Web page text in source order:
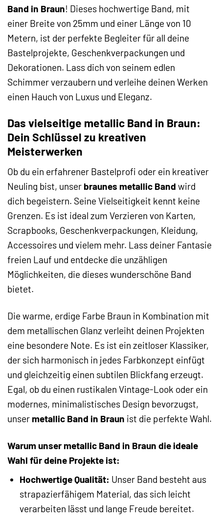
Band in Braun! Dieses hochwertige Band, mit
einer Breite von 25mm und einer Länge von 10
Metern, ist der perfekte Begleiter für all deine
Bastelprojekte, Geschenkverpackungen und
Dekorationen. Lass dich von seinem edlen
Schimmer verzaubern und verleihe deinen Werken
einen Hauch von Luxus und Eleganz.
Das vielseitige metallic Band in Braun:
Dein Schlüssel zu kreativen
Meisterwerken
Ob du ein erfahrener Bastelprofi oder ein kreativer
Neuling bist, unser braunes metallic Band wird
dich begeistern. Seine Vielseitigkeit kennt keine
Grenzen. Es ist ideal zum Verzieren von Karten,
Scrapbooks, Geschenkverpackungen, Kleidung,
Accessoires und vielem mehr. Lass deiner Fantasie
freien Lauf und entdecke die unzähligen
Möglichkeiten, die dieses wunderschöne Band
bietet.
Die warme, erdige Farbe Braun in Kombination mit
dem metallischen Glanz verleiht deinen Projekten
eine besondere Note. Es ist ein zeitloser Klassiker,
der sich harmonisch in jedes Farbkonzept einfügt
und gleichzeitig einen subtilen Blickfang erzeugt.
Egal, ob du einen rustikalen Vintage-Look oder ein
modernes, minimalistisches Design bevorzugst,
unser metallic Band in Braun ist die perfekte Wahl.
Warum unser metallic Band in Braun die ideale
Wahl für deine Projekte ist:
Hochwertige Qualität: Unser Band besteht aus
strapazierfähigem Material, das sich leicht
verarbeiten lässt und lange Freude bereitet.